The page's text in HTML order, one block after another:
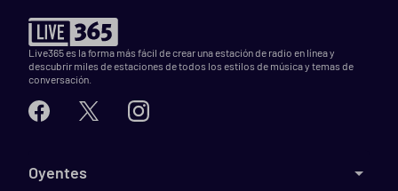
Live365 es la forma más fácil de crear una estación de radio en línea y
descubrir miles de estaciones de todos los estilos de música y temas de
conversación.
Oyentes